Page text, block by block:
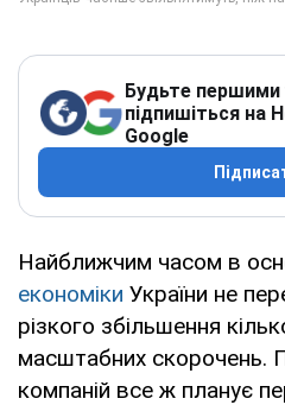
Будьте першими
підпишіться на
Google
Найближчим часом в
економіки України не
різкого збільшення
масштабних скорочень.
компаній все ж планує